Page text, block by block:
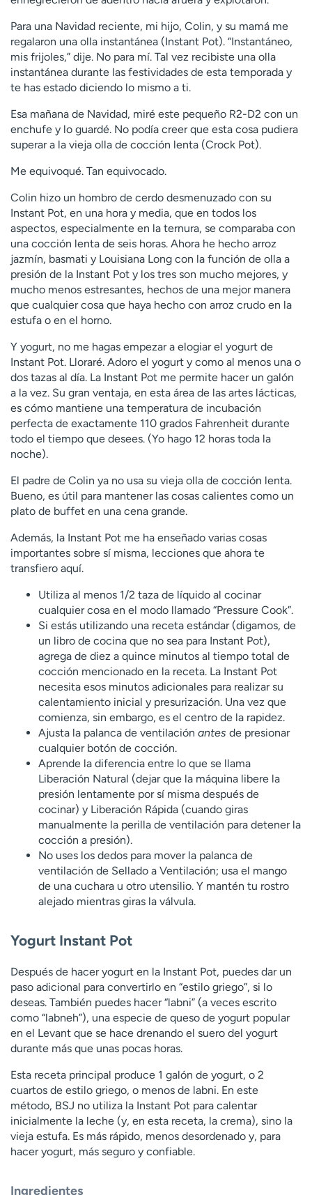
Para una Navidad reciente, mi hijo, Colin, y su mamá me
regalaron una olla instantánea (Instant Pot). “Instantáneo,
mis frijoles,” dije. No para mí. Tal vez recibiste una olla
instantánea durante las festividades de esta temporada y
te has estado diciendo lo mismo a ti.
Esa mañana de Navidad, miré este pequeño R2-D2 con un
enchufe y lo guardé. No podía creer que esta cosa pudiera
superar a la vieja olla de cocción lenta (Crock Pot).
Me equivoqué. Tan equivocado.
Colin hizo un hombro de cerdo desmenuzado con su
Instant Pot, en una hora y media, que en todos los
aspectos, especialmente en la ternura, se comparaba con
una cocción lenta de seis horas. Ahora he hecho arroz
jazmín, basmati y Louisiana Long con la función de olla a
presión de la Instant Pot y los tres son mucho mejores, y
mucho menos estresantes, hechos de una mejor manera
que cualquier cosa que haya hecho con arroz crudo en la
estufa o en el horno.
Y yogurt, no me hagas empezar a elogiar el yogurt de
Instant Pot. Lloraré. Adoro el yogurt y como al menos una o
dos tazas al día. La Instant Pot me permite hacer un galón
a la vez. Su gran ventaja, en esta área de las artes lácticas,
es cómo mantiene una temperatura de incubación
perfecta de exactamente 110 grados Fahrenheit durante
todo el tiempo que desees. (Yo hago 12 horas toda la
noche).
El padre de Colin ya no usa su vieja olla de cocción lenta.
Bueno, es útil para mantener las cosas calientes como un
plato de buffet en una cena grande.
Además, la Instant Pot me ha enseñado varias cosas
importantes sobre sí misma, lecciones que ahora te
transfiero aquí.
Utiliza al menos 1/2 taza de líquido al cocinar
cualquier cosa en el modo llamado “Pressure Cook”.
Si estás utilizando una receta estándar (digamos, de
un libro de cocina que no sea para Instant Pot),
agrega de diez a quince minutos al tiempo total de
cocción mencionado en la receta. La Instant Pot
necesita esos minutos adicionales para realizar su
calentamiento inicial y presurización. Una vez que
comienza, sin embargo, es el centro de la rapidez.
Ajusta la palanca de ventilación antes de presionar
cualquier botón de cocción.
Aprende la diferencia entre lo que se llama
Liberación Natural (dejar que la máquina libere la
presión lentamente por sí misma después de
cocinar) y Liberación Rápida (cuando giras
manualmente la perilla de ventilación para detener la
cocción a presión).
No uses los dedos para mover la palanca de
ventilación de Sellado a Ventilación; usa el mango
de una cuchara u otro utensilio. Y mantén tu rostro
alejado mientras giras la válvula.
Yogurt Instant Pot
Después de hacer yogurt en la Instant Pot, puedes dar un
paso adicional para convertirlo en “estilo griego”, si lo
deseas. También puedes hacer “labni” (a veces escrito
como “labneh”), una especie de queso de yogurt popular
en el Levant que se hace drenando el suero del yogurt
durante más que unas pocas horas.
Esta receta principal produce 1 galón de yogurt, o 2
cuartos de estilo griego, o menos de labni. En este
método, BSJ no utiliza la Instant Pot para calentar
inicialmente la leche (y, en esta receta, la crema), sino la
vieja estufa. Es más rápido, menos desordenado y, para
hacer yogurt, más seguro y confiable.
Ingredientes